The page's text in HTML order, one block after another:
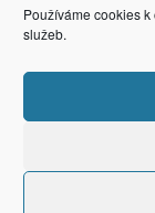
Používáme cookies
služeb.
Privacy &
website, you agree
To find out more,